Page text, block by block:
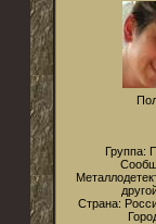
Группа:
Страна: